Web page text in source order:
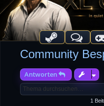
Community
Antworten
1